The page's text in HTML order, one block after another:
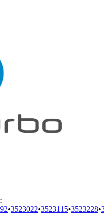
•3523022•3523115•3523228•